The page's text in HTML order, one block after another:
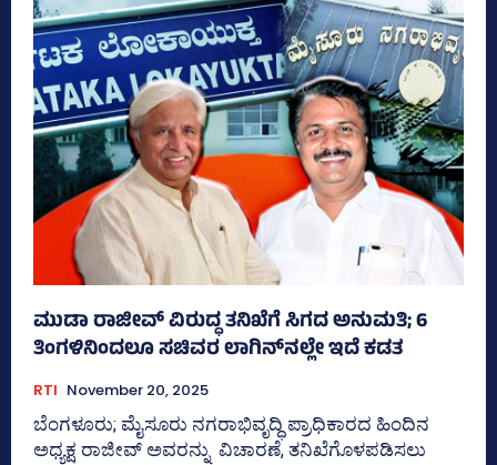
ಮುಡಾ ರಾಜೀವ್‌ ವಿರುದ್ಧ ತನಿಖೆಗೆ ಸಿಗದ ಅನುಮತಿ; 6
ತಿಂಗಳಿನಿಂದಲೂ ಸಚಿವರ ಲಾಗಿನ್‌ನಲ್ಲೇ ಇದೆ ಕಡತ
RTI November 20, 2025
ಬೆಂಗಳೂರು; ಮೈಸೂರು ನಗರಾಭಿವೃದ್ಧಿ ಪ್ರಾಧಿಕಾರದ ಹಿಂದಿನ
ಅಧ್ಯಕ್ಷ ರಾಜೀವ್‌ ಅವರನ್ನು ವಿಚಾರಣೆ, ತನಿಖೆಗೊಳಪಡಿಸಲು